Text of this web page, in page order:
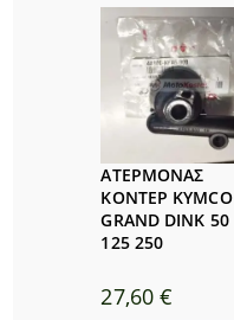
ΑΤΕΡΜΟΝΑΣ
ΚΟΝΤΕΡ KYMCO
GRAND DINK 50
125 250
27,60€